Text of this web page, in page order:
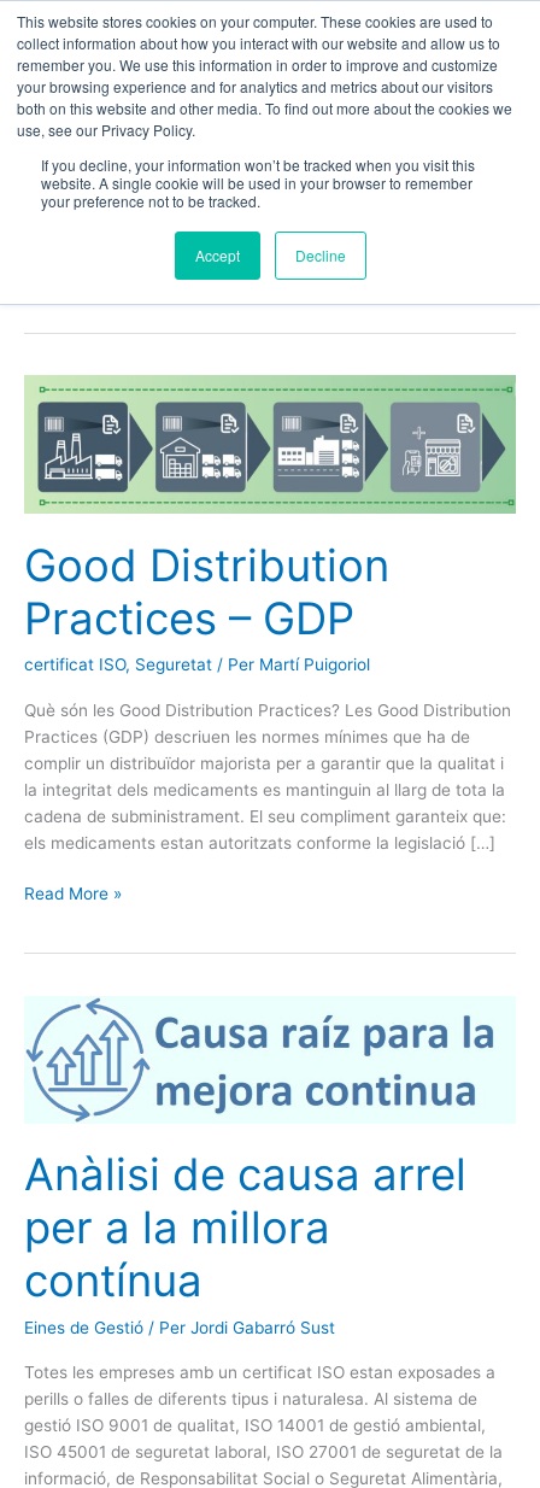
This website stores cookies on your computer. These cookies are used to
collect information about how you interact with our website and allow us to
remember you. We use this information in order to improve and customize
your browsing experience and for analytics and metrics about our visitors
both on this website and other media. To find out more about the cookies we
use, see our Privacy Policy.
If you decline, your information won’t be tracked when you visit this
website. A single cookie will be used in your browser to remember
your preference not to be tracked.
Accept Decline
contingut
ISO 13485
ISO 13485 de productes
sanitaris o medical device
Good Distribution
Practices – GDP
certificat ISO, Seguretat / Per Martí Puigoriol
Què són les Good Distribution Practices? Les Good Distribution
Practices (GDP) descriuen les normes mínimes que ha de
complir un distribuïdor majorista per a garantir que la qualitat i
la integritat dels medicaments es mantinguin al llarg de tota la
cadena de subministrament. El seu compliment garanteix que:
els medicaments estan autoritzats conforme la legislació […]
Good
Distribution
Practices
GDP
Read More »
Anàlisi de causa arrel
per a la millora
contínua
Eines de Gestió / Per Jordi Gabarró Sust
Totes les empreses amb un certificat ISO estan exposades a
perills o falles de diferents tipus i naturalesa. Al sistema de
gestió ISO 9001 de qualitat, ISO 14001 de gestió ambiental,
ISO 45001 de seguretat laboral, ISO 27001 de seguretat de la
informació, de Responsabilitat Social o Seguretat Alimentària,
Anàlisi
de
causa
arrel
la
millora
contínua